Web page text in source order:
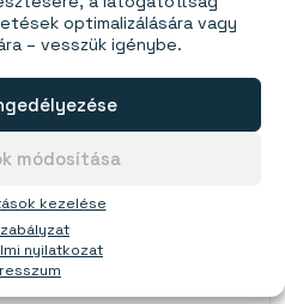
optimalizálására vagy
– vesszük igénybe.
kezelése
módosítása
nyilatkozat
5 mm vastag